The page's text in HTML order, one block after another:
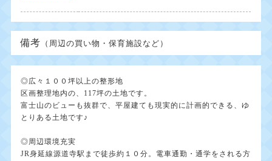
備考 （周辺の買い物・保育施設など）
◎広々１００坪以上の整形地
区画整理地内の、117坪の土地です。
富士山のビューも抜群で、平屋建ても現実的に計画的できる、ゆ
とりある土地です♪
◎周辺環境充実
JR身延線源道寺駅まで徒歩約１０分。電車通勤・通学をされる方